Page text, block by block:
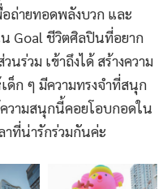
ถ่ายทอดพลังบวก และ
Goal ชีวิตศิลปินที่อยาก
ร่วม เข้าถึงได้ สร้างความ
ด็ก ๆ มีความทรงจำที่สนุก
วามสนุกนี้คอยโอบกอดใน
าที่น่ารักร่วมกันค่ะ